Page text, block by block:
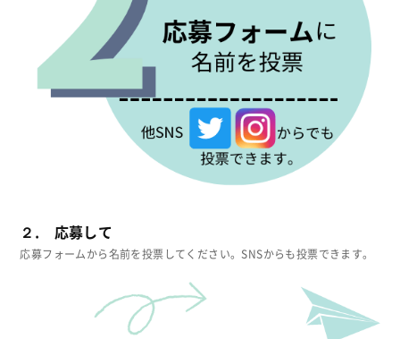
２. 応募して
応募フォームから名前を投票してください。SNSからも投票できます。